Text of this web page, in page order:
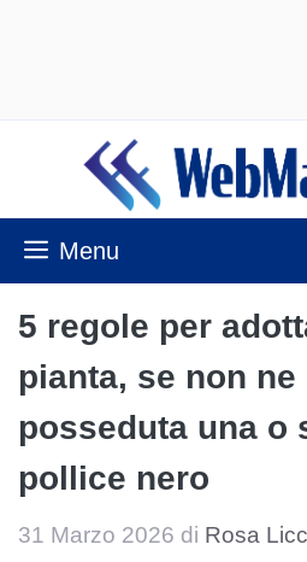
contenuto
Menu
5 regole per
pianta, se non ne
posseduta una o
pollice nero
31 Marzo 2026 di Rosa